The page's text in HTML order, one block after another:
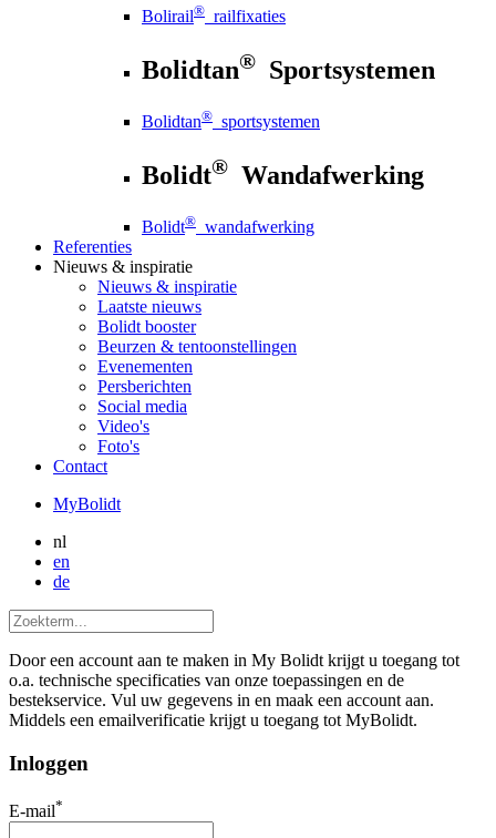
Bolirail® railfixaties
Bolidtan® Sportsystemen
Bolidtan® sportsystemen
Bolidt® Wandafwerking
Bolidt® wandafwerking
Referenties
Nieuws & inspiratie
Nieuws & inspiratie
Laatste nieuws
Bolidt booster
Beurzen & tentoonstellingen
Evenementen
Persberichten
Social media
Video's
Foto's
Contact
MyBolidt
nl
en
de
Door een account aan te maken in My Bolidt krijgt u toegang tot
o.a. technische specificaties van onze toepassingen en de
bestekservice. Vul uw gegevens in en maak een account aan.
Middels een emailverificatie krijgt u toegang tot MyBolidt.
Inloggen
E-mail*